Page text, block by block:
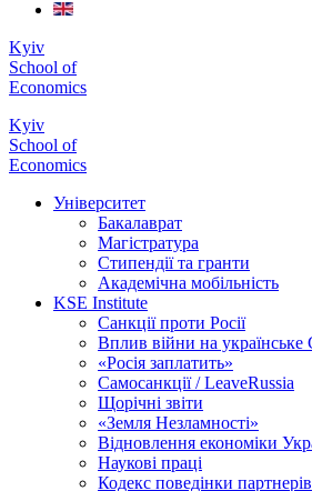
Kyiv
School of
Economics
Kyiv
School of
Economics
Університет
Бакалаврат
Магістратура
Стипендії та гранти
Академічна мобільність
KSE Institute
Санкції проти Росії
Вплив війни на українське
«Росія заплатить»
Самосанкції / LeaveRussia
Щорічні звіти
«Земля Незламності»
Відновлення економіки
Наукові праці
Кодекс поведінки партнерів